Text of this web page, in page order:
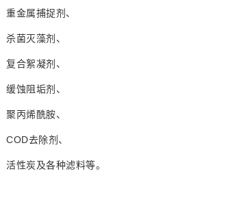
重金属捕捉剂、
杀菌灭藻剂、
复合絮凝剂、
缓蚀阻垢剂、
聚丙烯酰胺、
COD去除剂、
活性炭及各种滤料等。
知识大普及-甲维盐知多少？
(2.24k)
2022-09-07
普鲁兰多糖简介(1.73k)